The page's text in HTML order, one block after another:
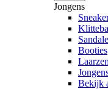
Jongens
Booties
Laarzen
Bekijk